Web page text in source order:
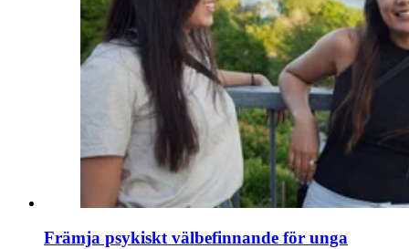
Främja psykiskt välbefinnande för unga